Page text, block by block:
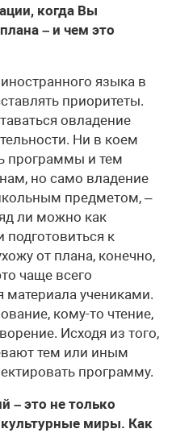
когда Вы
– и чем это
языка в
приоритеты.
овладение
Ни в коем
программы и тем
но само владение
предметом, –
ли можно как
подготовиться к
от плана, конечно,
чаще всего
материала учениками.
кому-то чтение,
Исходя из того,
тем или иным
программу.
– это не только
миры. Как